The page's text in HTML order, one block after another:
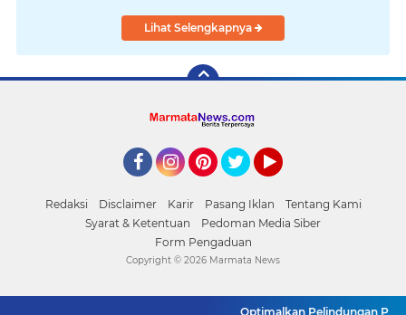
Lihat Selengkapnya
Redaksi Disclaimer Karir Pasang Iklan
Tentang Kami
Syarat & Ketentuan
Pedoman Media Siber
Form Pengaduan
Optimalkan Pelindungan PMI,
Copyright © 2026 Marmata News